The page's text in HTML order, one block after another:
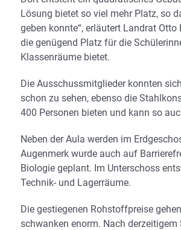
Lösung bietet so viel mehr Platz, so
geben konnte“, erläutert Landrat
die genügend Platz für die
Klassenräume bietet.
Die Ausschussmitglieder konnten
schon zu sehen, ebenso die
400 Personen bieten und kann so
Neben der Aula werden im
Augenmerk wurde auch auf
Biologie geplant. Im Unterschoss
Technik- und Lagerräume.
Die gestiegenen Rohstoffpreise
schwanken enorm. Nach